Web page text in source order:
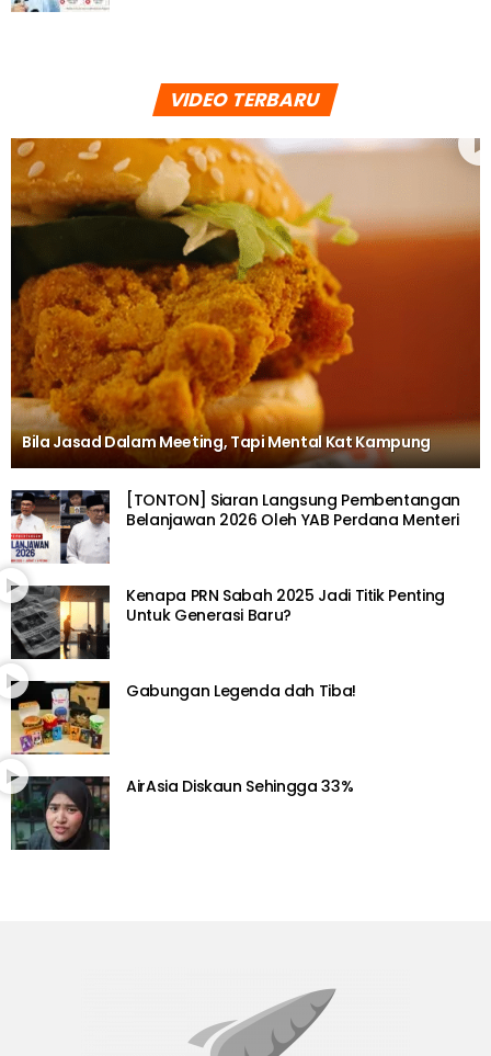
VIDEO TERBARU
Bila Jasad Dalam Meeting, Tapi Mental Kat Kampung
[TONTON] Siaran Langsung Pembentangan
Belanjawan 2026 Oleh YAB Perdana Menteri
Kenapa PRN Sabah 2025 Jadi Titik Penting
Untuk Generasi Baru?
Gabungan Legenda dah Tiba!
AirAsia Diskaun Sehingga 33%